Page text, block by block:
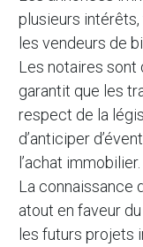
plusieurs
les vendeurs de
Les notaires sont
garantit que les
respect de la
d’anticiper
l’achat immobilier.
La connaissance
atout en faveur
les futurs projets